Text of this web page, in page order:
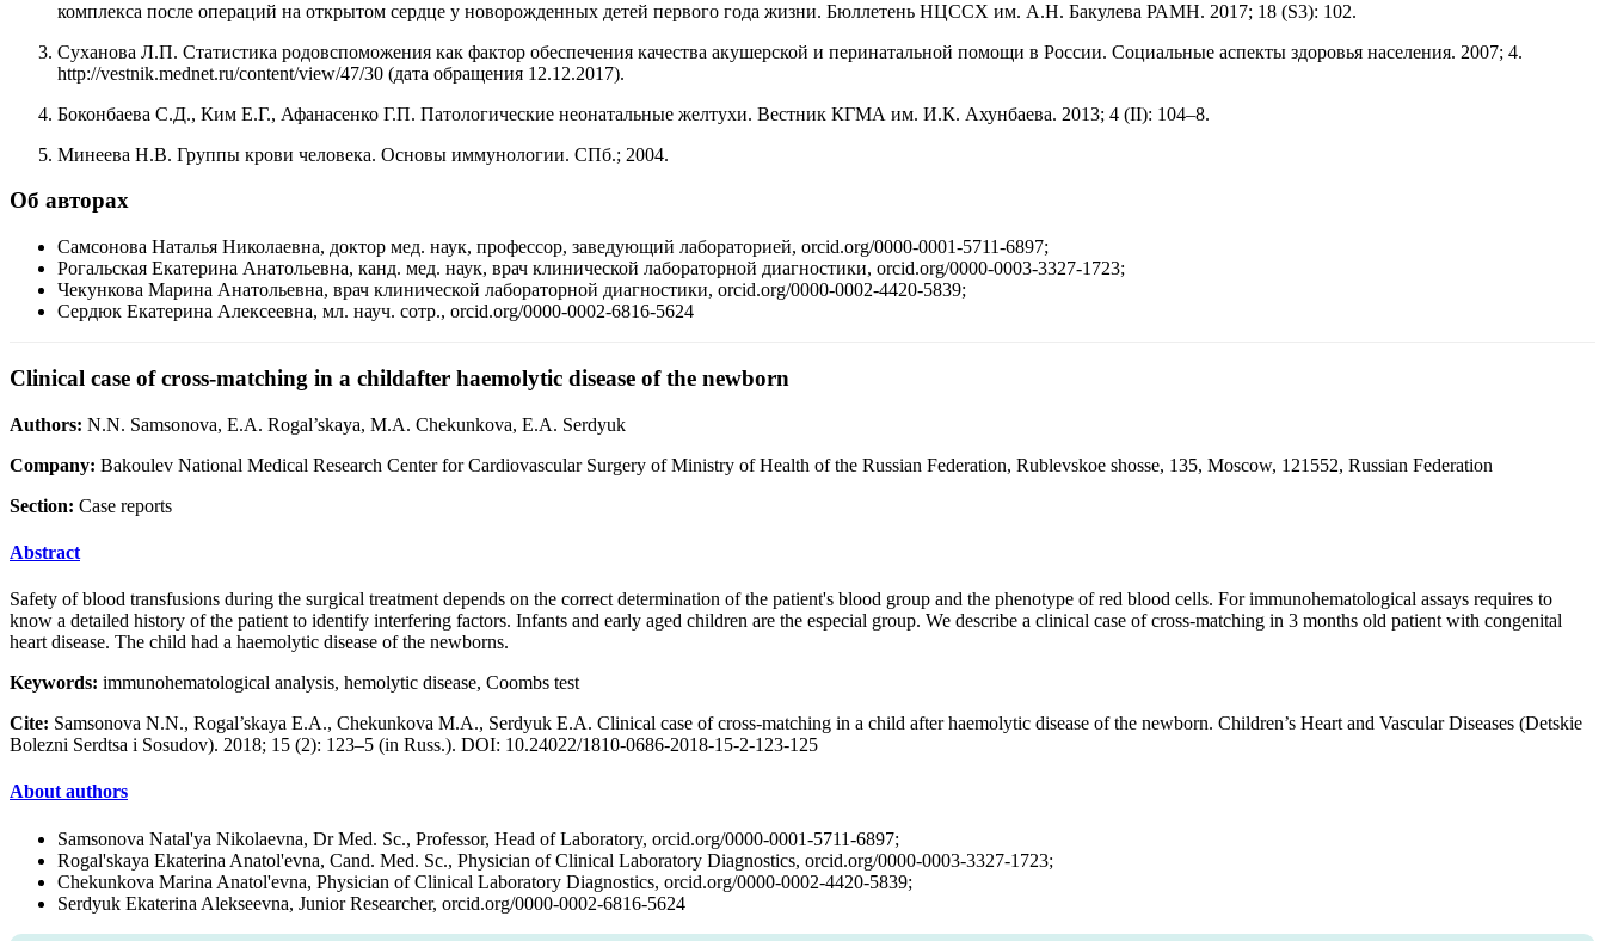
комплекса после операций на открытом сердце у новорожденных детей первого года жизни. Бюллетень НЦССХ им. А.Н. Бакулева РАМН. 2017; 18 (S3): 102.
Суханова Л.П. Статистика родовспоможения как фактор обеспечения качества акушерской и перинатальной помощи в России. Социальные аспекты здоровья населения. 2007; 4.
http://vestnik.mednet.ru/content/view/47/30 (дата обращения 12.12.2017).
Боконбаева С.Д., Ким Е.Г., Афанасенко Г.П. Патологические неонатальные желтухи. Вестник КГМА им. И.К. Ахунбаева. 2013; 4 (II): 104–8.
Минеева Н.В. Группы крови человека. Основы иммунологии. СПб.; 2004.
Об авторах
Самсонова Наталья Николаевна, доктор мед. наук, профессор, заведующий лабораторией, orcid.org/0000-0001-5711-6897;
Рогальская Екатерина Анатольевна, канд. мед. наук, врач клинической лабораторной диагностики, orcid.org/0000-0003-3327-1723;
Чекункова Марина Анатольевна, врач клинической лабораторной диагностики, orcid.org/0000-0002-4420-5839;
Сердюк Екатерина Алексеевна, мл. науч. сотр., orcid.org/0000-0002-6816-5624
Clinical case of cross-matching in a childafter haemolytic disease of the newborn
Authors: N.N. Samsonova, E.A. Rogal’skaya, М.А. Chekunkova, Е.А. Serdyuk
Company: Bakoulev National Medical Research Center for Cardiovascular Surgery of Ministry of Health of the Russian Federation, Rublevskoe shosse, 135, Moscow, 121552, Russian Federation
Section: Case reports
Abstract
Safety of blood transfusions during the surgical treatment depends on the correct determination of the patient's blood group and the phenotype of red blood cells. For immunohematological assays requires to
know a detailed history of the patient to identify interfering factors. Infants and early aged children are the especial group. We describe a clinical case of cross-matching in 3 months old patient with congenital
heart disease. The child had a haemolytic disease of the newborns.
Keywords: immunohematological analysis, hemolytic disease, Coombs test
Cite: Samsonova N.N., Rogal’skaya E.A., Chekunkova М.А., Serdyuk Е.А. Clinical case of cross-matching in a child after haemolytic disease of the newborn. Children’s Heart and Vascular Diseases (Detskie
Bolezni Serdtsa i Sosudov). 2018; 15 (2): 123–5 (in Russ.). DOI: 10.24022/1810-0686-2018-15-2-123-125
About authors
Samsonova Natal'ya Nikolaevna, Dr Med. Sc., Professor, Head of Laboratory, orcid.org/0000-0001-5711-6897;
Rogal'skaya Ekaterina Anatol'evna, Cand. Med. Sc., Physician of Clinical Laboratory Diagnostics, orcid.org/0000-0003-3327-1723;
Chekunkova Marina Anatol'evna, Physician of Clinical Laboratory Diagnostics, orcid.org/0000-0002-4420-5839;
Serdyuk Ekaterina Alekseevna, Junior Researcher, orcid.org/0000-0002-6816-5624